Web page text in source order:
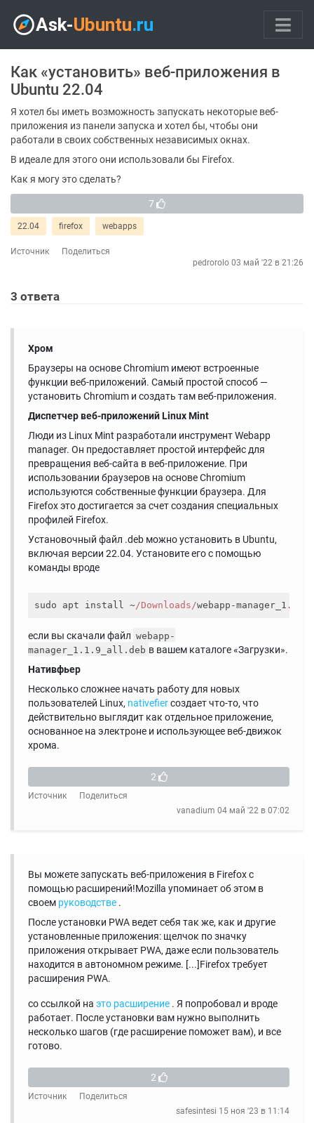
Как «установить» веб-приложения в
Ubuntu 22.04
Я хотел бы иметь возможность запускать некоторые веб-
приложения из панели запуска и хотел бы, чтобы они
работали в своих собственных независимых окнах.
В идеале для этого они использовали бы Firefox.
Как я могу это сделать?
7
22.04 firefox webapps
Источник
Поделиться
pedrorolo 03 май '22 в 21:26
3 ответа
Хром
Браузеры на основе Chromium имеют встроенные
функции веб-приложений. Самый простой способ —
установить Chromium и создать там веб-приложения.
Диспетчер веб-приложений Linux Mint
Люди из Linux Mint разработали инструмент Webapp
manager. Он предоставляет простой интерфейс для
превращения веб-сайта в веб-приложение. При
использовании браузеров на основе Chromium
используются собственные функции браузера. Для
Firefox это достигается за счет создания специальных
профилей Firefox.
Установочный файл .deb можно установить в Ubuntu,
включая версии 22.04. Установите его с помощью
команды вроде
sudo apt install ~/Downloads/webapp-manager_1 .1
если вы скачали файл webapp-
manager_1.1.9_all.deb в вашем каталоге «Загрузки».
Нативфьер
Несколько сложнее начать работу для новых
пользователей Linux, nativefierсоздает что-то, что
действительно выглядит как отдельное приложение,
основанное на электроне и использующее веб-движок
хрома.
2
Источник
Поделиться
vanadium 04 май '22 в 07:02
Вы можете запускать веб-приложения в Firefox с
помощью расширений!Mozilla упоминает об этом в
своем руководстве .
После установки PWA ведет себя так же, как и другие
установленные приложения: щелчок по значку
приложения открывает PWA, даже если пользователь
находится в автономном режиме. [...]Firefox требует
расширения PWA.
со ссылкой на это расширение . Я попробовал и вроде
работает. После установки вам нужно выполнить
несколько шагов (где расширение поможет вам), и все
готово.
2
Источник
Поделиться
safesintesi 15 ноя '23 в 11:14